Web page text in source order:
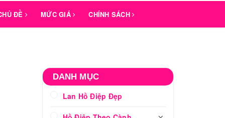
ĐỀ MỨC GIÁ CHÍNH SÁCH
DANH MỤC
Lan Hồ Điệp Đẹp